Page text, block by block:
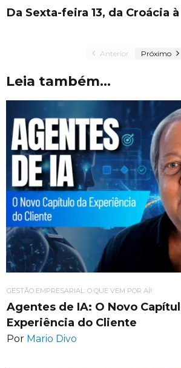
Da Sexta-feira 13, da Croácia
Anterior Próximo
Leia também...
GESTÃO EMPRESARIAL: O QUE VEM POR AÍ!
Agentes de IA: O Novo
Experiência do Cliente
Por Mario Divo